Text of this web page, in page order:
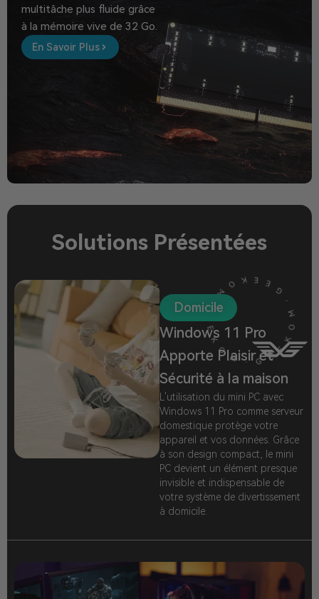
multitâche plus fluide grâce
à la mémoire vive de 32 Go.
En Savoir Plus
Solutions Présentées
Domicile
Windows 11 Pro
Apporte Plaisir et
Sécurité à la maison
L'utilisation du mini PC avec
Windows 11 Pro comme serveur
domestique protège votre
appareil et vos données. Grâce
à son design compact, le mini
PC devient un élément presque
invisible et indispensable de
votre système de divertissement
à domicile.